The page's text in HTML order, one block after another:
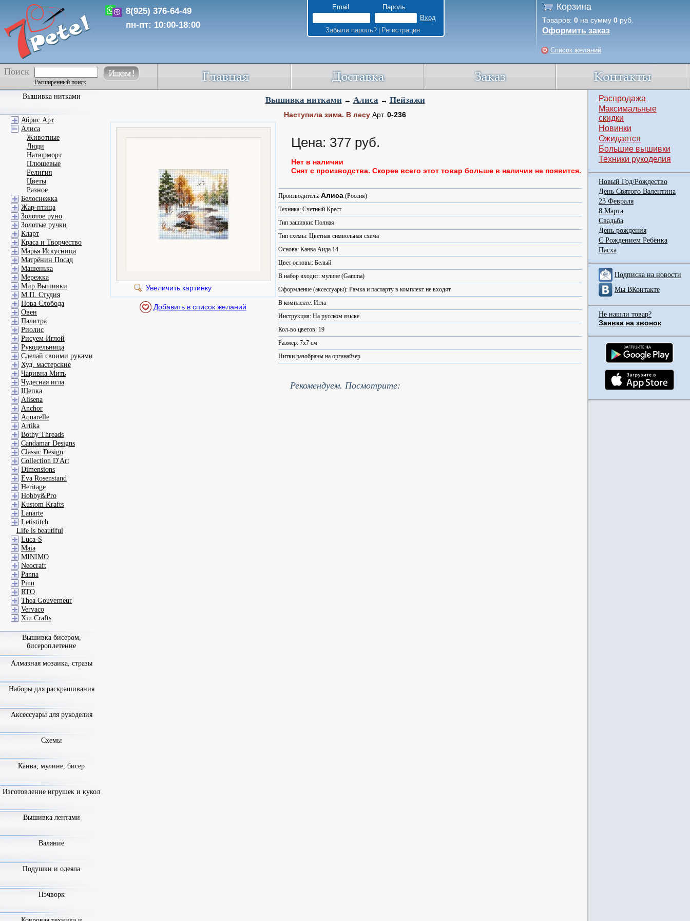
8(925) 376-64-49
пн-пт: 10:00-18:00
Email Пароль
Забыли пароль?| Регистрация
Корзина
Товаров: 0 на сумму 0 руб.
Оформить заказ
Список желаний
Поиск
Расширенный поиск
Вышивка нитками→ Алиса → Пейзажи
Наступила зима. В лесу Арт. 0-236
Увеличить картинку
Цена: 377 руб.
Нет в наличии
Снят с производства. Скорее всего этот товар больше в наличии не появится.
Производитель: Алиса (Россия)
Техника: Счетный Крест
Тип зашивки: Полная
Тип схемы: Цветная символьная схема
Основа: Канва Аида 14
Цвет основы: Белый
В набор входит: мулине (Gamma)
Оформление (аксессуары): Рамка и паспарту в комплект не входят
В комплекте: Игла
Инструкция: На русском языке
Кол-во цветов: 19
Размер: 7x7 см
Нитки разобраны на органайзер
Рекомендуем. Посмотрите:
Вышивка нитками
Абрис Арт
Алиса
Животные
Люди
Натюрморт
Плюшевые
Религия
Цветы
Разное
Белоснежка
Жар-птица
Золотое руно
Золотые ручки
Кларт
Краса и Творчество
Марья Искусница
Матрёнин Посад
Машенька
Мережка
Мир Вышивки
М.П. Студия
Нова Слобода
Овен
Палитра
Риолис
Рисуем Иглой
Рукодельница
Сделай своими руками
Худ. мастерские
Чаривна Мить
Чудесная игла
Щепка
Alisena
Anchor
Aquarelle
Artika
Bothy Threads
Candamar Designs
Classic Design
Collection D'Art
Dimensions
Eva Rosenstand
Heritage
Hobby&Pro
Kustom Krafts
Lanarte
Letistitch
Life is beautiful
Luca-S
Maia
MINIMO
Neocraft
Panna
Pinn
RTO
Thea Gouverneur
Vervaco
Xiu Crafts
Вышивка бисером,
бисероплетение
Алмазная мозаика, стразы
Наборы для раскрашивания
Аксессуары для рукоделия
Схемы
Канва, мулине, бисер
Изготовление игрушек и кукол
Вышивка лентами
Валяние
Подушки и одеяла
Пэчворк
Распродажа
Максимальные
скидки
Новинки
Ожидается
Большие вышивки
Техники рукоделия
Новый Год/Рождество
День Святого Валентина
23 Февраля
8 Марта
Свадьба
День рождения
С Рождением Ребёнка
Пасха
Подписка на новости
Мы ВКонтакте
Не нашли товар?
Заявка на звонок